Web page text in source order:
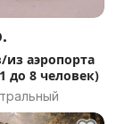
из аэропорта
до 8 человек)